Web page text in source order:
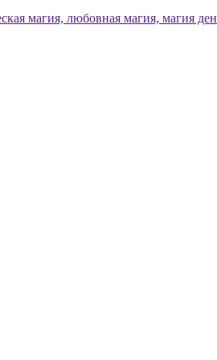
магия, любовная магия, магия